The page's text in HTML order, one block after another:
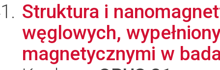
Struktura i
węglowych,
magnetycznymi w